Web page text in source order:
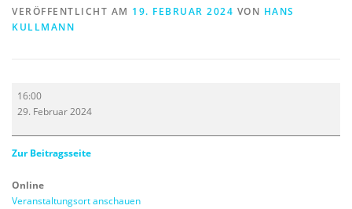
VERÖFFENTLICHT AM 19. FEBRUAR 2024 VON HANS
KULLMANN
Online
MS-
für
Lehrer
16:00
29. Februar 2024
Zur Beitragsseite
Online
Veranstaltungsort anschauen